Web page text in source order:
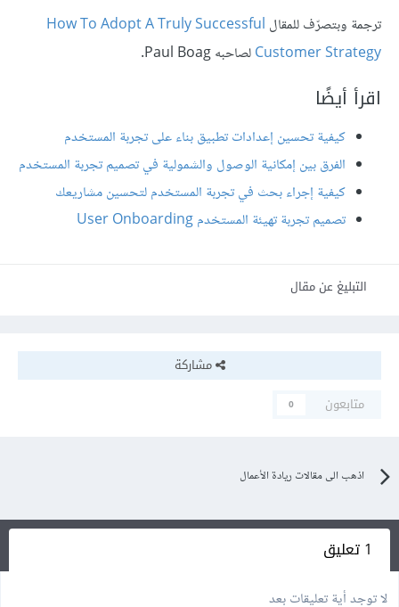
ترجمة وبتصرّف للمقال How To Adopt A Truly Successful
Customer Strategyلصاحبه Paul Boag.
اقرأ أيضًا
كيفية تحسين إعدادات تطبيق بناء على تجربة المستخدم
الفرق بين إمكانية الوصول والشمولية في تصميم تجربة المستخدم
كيفية إجراء بحث في تجربة المستخدم لتحسين مشاريعك
تصميم تجربة تهيئة المستخدم User Onboarding
التبليغ عن مقال
مشاركة
متابعون
0
اذهب الى مقالات ريادة الأعمال
1 تعليق
لا توجد أية تعليقات بعد